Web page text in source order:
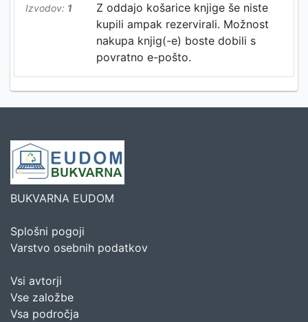
Izvodov: 1
Z oddajo košarice knjige še niste
kupili ampak rezervirali. Možnost
nakupa knjig(-e) boste dobili s
povratno e-pošto.
BUKVARNA EUDOM
Splošni pogoji
Varstvo osebnih podatkov
Vsi avtorji
Vse založbe
Vsa področja